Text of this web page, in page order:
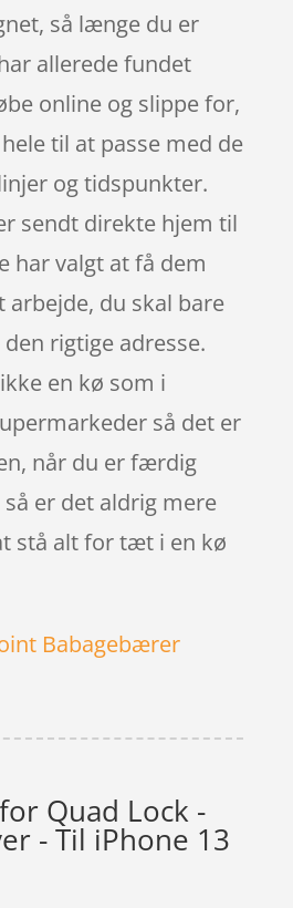
så længe du er
allerede fundet
online og slippe for,
til at passe med de
og tidspunkter.
sendt direkte hjem til
har valgt at få dem
arbejde, du skal bare
rigtige adresse.
en kø som i
så det er
når du er færdig
er det aldrig mere
stå alt for tæt i en kø
Babagebærer
Quad Lock -
- Til iPhone 13